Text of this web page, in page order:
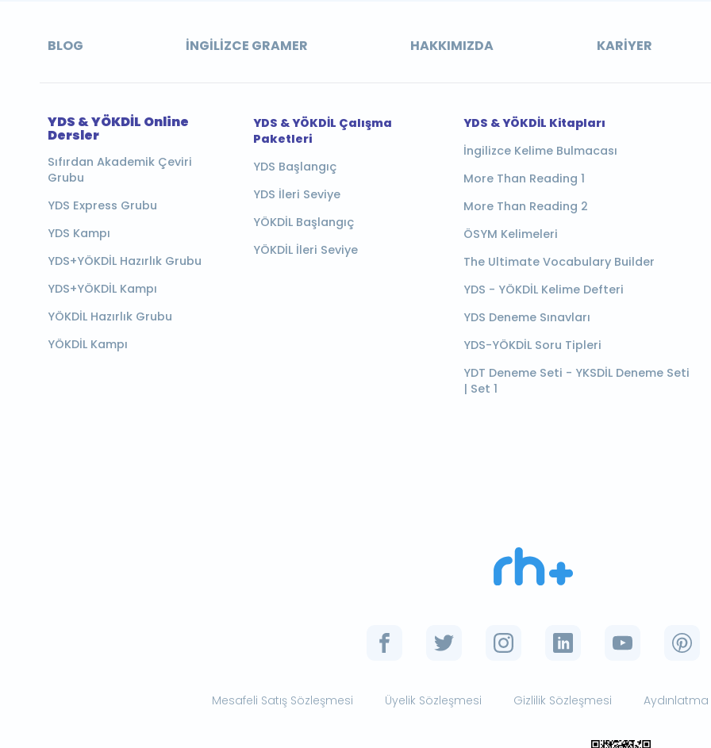
BLOG İNGILIZCE GRAMER HAKKIMIZDA KARIYER
YDS & YÖKDİL Online
Dersler
Sıfırdan Akademik Çeviri
Grubu
YDS Express Grubu
YDS Kampı
YDS+YÖKDİL Hazırlık Grubu
YDS+YÖKDİL Kampı
YÖKDİL Hazırlık Grubu
YÖKDİL Kampı
YDS & YÖKDİL Çalışma
Paketleri
YDS Başlangıç
YDS İleri Seviye
YÖKDİL Başlangıç
YÖKDİL İleri Seviye
YDS & YÖKDİL Kitapları
İngilizce Kelime Bulmacası
More Than Reading 1
More Than Reading 2
ÖSYM Kelimeleri
The Ultimate Vocabulary Builder
YDS - YÖKDİL Kelime Defteri
YDS Deneme Sınavları
YDS-YÖKDİL Soru Tipleri
YDT Deneme Seti - YKSDİL Deneme Seti
| Set 1
Mesafeli Satış Sözleşmesi Üyelik Sözleşmesi Gizlilik Sözleşmesi